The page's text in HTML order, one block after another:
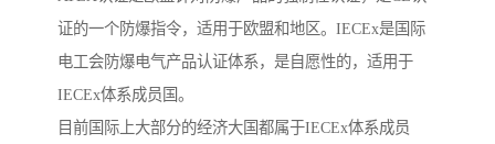
证的一个防爆指令，适用于欧盟和地区。IECEx是国际
电工会防爆电气产品认证体系，是自愿性的，适用于
IECEx体系成员国。
目前国际上大部分的经济大国都属于IECEx体系成员